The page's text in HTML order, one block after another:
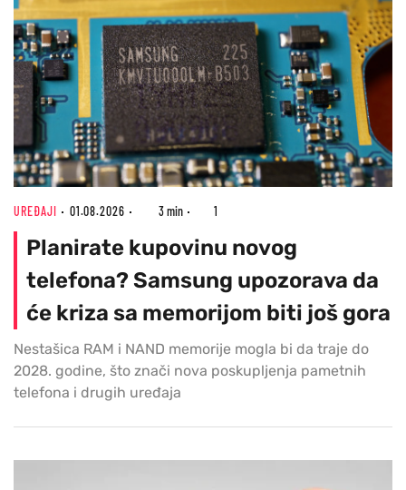
UREĐAJI 01.08.2026 3 min 1
Planirate kupovinu novog
telefona? Samsung upozorava da
će kriza sa memorijom biti još gora
Nestašica RAM i NAND memorije mogla bi da traje do
2028. godine, što znači nova poskupljenja pametnih
telefona i drugih uređaja